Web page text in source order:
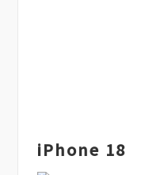
iPhone 18